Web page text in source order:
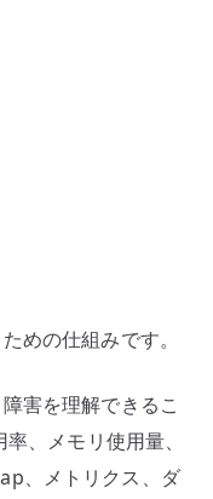
めの仕組みです。
害を理解できるこ
、メモリ使用量、
、メトリクス、ダ